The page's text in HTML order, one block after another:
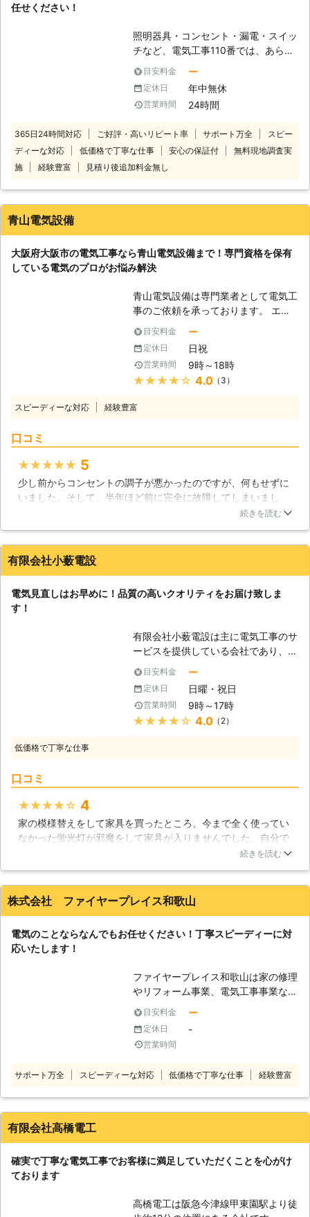
用エアコン工事など、電気のことなら
幅広く対応。お客様の電気のトラブ
ル・お困りごとも解決しますよ。
アンテナ工事、インターホン工事、コ
ンセント工事・取替・増設、照明工
工事、スイッチ工事、LAN配線工事、
漏電改修、分電盤工事、火災警報器工
事、業務用エアコン工事、防犯カメラ
舗・工場など法人様のご依頼も承りま
す。電気工事経験10年以上の第一種
していますので、技術もお任せくださ
い。 ・ブレーカーが落ちてしまった
から原因を調べて欲しい ・業務用エ
アコンの修理をして欲しい ・工場内
に防犯カメラの設置を考えている な
ど、建物や状況に応じてベテラン電気
工事士が工事のご提案します。まずは
業！最短即日駆けつけも】 お客様の
なりますよね。当店は年中無休なの
が求められますが、最短即日の対応に
も伺いできますので、大阪近郊で電気
工事をお考えならまずはお問い合わせ
にてご相談ください。お客様目線第一
で、丁寧に作業いたします。
任せください！
照明器具・コンセント・漏電・スイッ
チなど、電気工事110番では、あらゆ
る電気工事にスピーディーに対応して
おります。 業者に依頼するのが面
倒、自分で直せればもっと安く済むか
も…と、思い電気工事を行ってしまう
持した者にしかできない工事がありま
す。 自分で修理したけれどもトラブ
ルが発生し、最悪の場合、誤った修理
ます。 電気トラブルが発生した際
では日本全国の数多くの加盟店と提携
しています。 豊富な経験を持った加
盟店スタッフが、お客様の電気トラブ
きます。 電気工事110番では個人や法
人どちらのお客様にも対応いたしま
す。 お困りごとがありましたら、お
中無休にて受付対応させていただいて
おりますので、早朝だろうと深夜だろ
うとお電話をお受けいたします。 電
が、どこよりも安心・安全・確実に修
目安料金 ー
定休日 年中無休
営業時間 24時間
365日24時間対応 ご好評・高いリピート率 サポート万全
スピー
ディーな対応
低価格で丁寧な仕事 安心の保証付
無料現地調査実
施
経験豊富 見積り後追加料金無し
青山電気設備
大阪府大阪市の電気工事なら青山電気設備まで！専門資格を保有
している電気のプロがお悩み解決
青山電気設備は専門業者として電気工
事のご依頼を承っております。 エア
コン・換気扇・インターホン・コンセ
ント・電気スイッチなど各種電気工事
に対応。 どのような些細なご依頼に
も、1件1件丁寧な施工で高品質なサー
ビスをお客様に提供いたします。 <電
がお客様のご依頼をお引受けします>
術が豊富であることを国から認められ
ている証でもあります。 修理や交
換、点検など電気に関するお悩みがご
ざいましたら何なりとお申し付けくだ
さいませ。 経験実績豊富な電気工事
私共にお任せください> 電化製品、並
びにコンセントなどは可能な限り早期
その理由は電気代が大いに関わってお
り、消費電力が多い状態で長期間使用
しているとその分お客様のご負担も大
きくなってしまう事になるのです。
早期の段階で電気代節約を見込む事が
出来れば、その後の生活でも経済的負
担を軽く済ませる事が可能です。 コ
目安料金 ー
定休日 日祝
営業時間 9時～18時
★★★★★ 4.0（3）
スピーディーな対応 経験豊富
口コミ
★★★★★ 5
少し前からコンセントの調子が悪かったのですが、何もせずに
いました。そして、半年ほど前に完全に故障してしまいまし
た。使用できなくなると、非常に困ります。すぐに修理してく
安かったですし、利用して正解でした。対応も早かったです
し、何も文句はありません。本当に良い業者を見つけられてよ
大阪府
続きを読む
有限会社小薮電設
電気見直しはお早めに！品質の高いクオリティをお届け致しま
す！
有限会社小薮電設は主に電気工事のサ
ービスを提供している会社であり、
様々な住宅のトラブルでご利用頂く事
が出来ます。日常的に必要となるコン
セントの交換や増設、急なトラブルの
修理、定期的な配線工事に至るまで長
年快適にお過ごし頂く事の出来る環境
ーバーによってブレーカーが落ちてし
まう場合です。「気をつければいい
や」と思って放置しがちになってしま
いますが、何度もブレーカーが落ちる
事で配線などに多くの負担を掛け、結
果的に他のトラブルまで誘発してしま
に心当たりのある方や、ご不安に思っ
た際には一度ご自宅の電気を見直して
事態の対処方法】 日本は地震大国と
も言われておりますので、いついかな
る時に非常事態が発生するかわかりま
せん。突然の事にパニックになってし
まう方も少なくありませんので、事前
知識として安全面を再確認する事が重
のトラブルが誘発してしまう事から被
電気で言える事としましてはブレーカ
ーをしっかり切る事です。それによっ
りますので、緊急時にも慌てず冷静
に、正確な対処を行えるようにしてお
目安料金 ー
定休日 日曜・祝日
営業時間 9時～17時
★★★★★ 4.0（2）
低価格で丁寧な仕事
口コミ
★★★★★ 4
家の模様替えをして家具を買ったところ、今まで全く使ってい
なかった蛍光灯が邪魔をして家具が入りませんでした。自分で
蛍光灯を外そうかと思ったのですが、万が一感電したら怖いの
ありがとうございました。
和歌山県 和歌山市 2016年11月30日
続きを読む
株式会社 ファイヤープレイス和歌山
電気のことならなんでもお任せください！丁寧スピーディーに対
応いたします！
ファイヤープレイス和歌山は家の修理
やリフォーム事業、電気工事事業など
を請け負っている会社です！ 元内装
事業者のオーナー社長を筆頭に、経験
豊富なスタッフが丁寧な仕事をいたし
ます。 屋根を含め、家のことならな
一般について コンセントの増設工事
す。
目安料金 ー
定休日 -
営業時間
サポート万全 スピーディーな対応 低価格で丁寧な仕事 経験豊富
有限会社高橋電工
確実で丁寧な電気工事でお客様に満足していただくことを心がけ
ております
高橋電工は阪急今津線甲東園駅より徒